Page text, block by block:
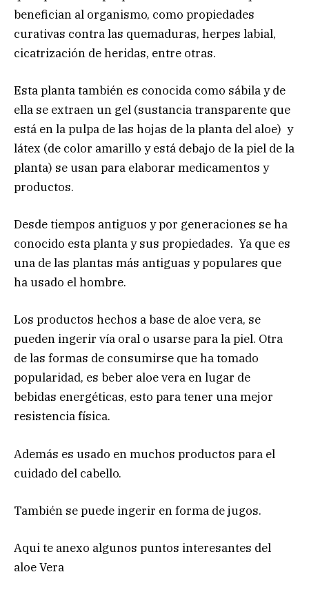
benefician al organismo, como propiedades
curativas contra las quemaduras, herpes labial,
cicatrización de heridas, entre otras.
Esta planta también es conocida como sábila y de
ella se extraen un gel (sustancia transparente que
está en la pulpa de las hojas de la planta del aloe) y
látex (de color amarillo y está debajo de la piel de la
planta) se usan para elaborar medicamentos y
productos.
Desde tiempos antiguos y por generaciones se ha
conocido esta planta y sus propiedades. Ya que es
una de las plantas más antiguas y populares que
ha usado el hombre.
Los productos hechos a base de aloe vera, se
pueden ingerir vía oral o usarse para la piel. Otra
de las formas de consumirse que ha tomado
popularidad, es beber aloe vera en lugar de
bebidas energéticas, esto para tener una mejor
resistencia física.
Además es usado en muchos productos para el
cuidado del cabello.
También se puede ingerir en forma de jugos.
Aqui te anexo algunos puntos interesantes del
aloe Vera